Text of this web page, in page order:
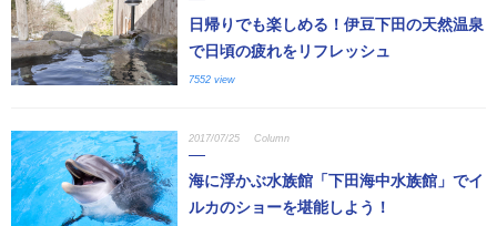
日帰りでも楽しめる！伊豆下田の天然温泉
で日頃の疲れをリフレッシュ
7552 view
2017/07/25 Column
海に浮かぶ水族館「下田海中水族館」でイ
ルカのショーを堪能しよう！